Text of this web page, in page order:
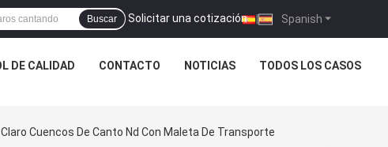
Spanish
Solicitar una cotización |
Buscar
DE CALIDAD CONTACTO NOTICIAS TODOS LOS CASOS
Cuencos De Canto Nd Con Maleta De Transporte